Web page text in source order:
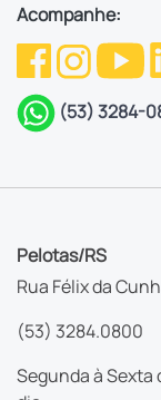
Acompanhe:
(53) 3284-
Pelotas/RS
Rua Félix da
(53) 3284.0800
Segunda à Sexta